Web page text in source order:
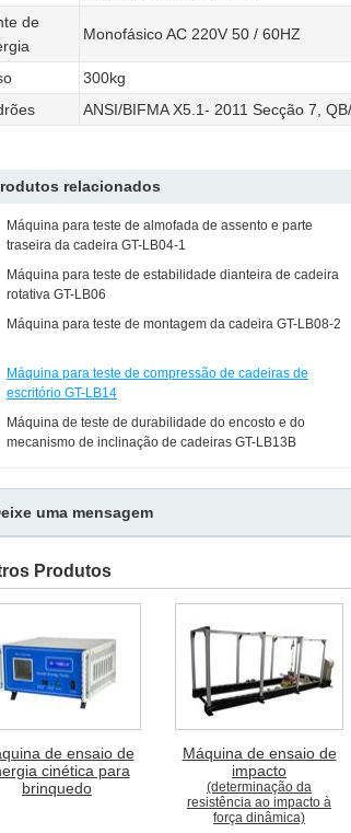
de
Monofásico AC 220V 50 / 60HZ
300kg
ANSI/BIFMA X5.1- 2011 Secção 7,
relacionados
Máquina para teste de almofada de assento e parte
traseira da cadeira GT-LB04-1
Máquina para teste de estabilidade dianteira de cadeira
rotativa GT-LB06
Máquina para teste de montagem da cadeira GT-LB08-2
Máquina para teste de compressão de cadeiras de
escritório GT-LB14
Máquina de teste de durabilidade do encosto e do
mecanismo de inclinação de cadeiras GT-LB13B
uma mensagem
Produtos
de ensaio de
cinética para
brinquedo
Máquina de ensaio de
impacto
(determinação da
resistência ao impacto à
força dinâmica)